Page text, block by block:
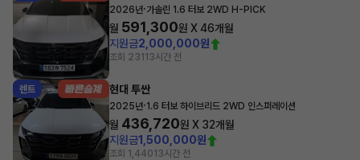
2026년·가솔린 1.6 터보 2WD H-PICK
월 591,300원 X46개월
지원금2,000,000원
조회 231 13시간 전
렌트 현대 투싼
2025년·1.6 터보 하이브리드 2WD 인스퍼레이션
월 436,720원 X 32개월
지원금1,500,000원
조회 1,44013시간 전